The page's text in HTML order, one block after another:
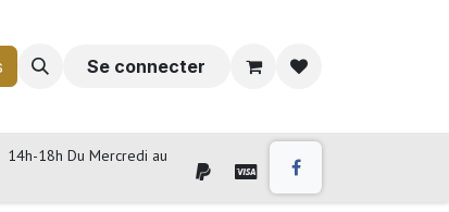
Se connecter
18h Du Mercredi au